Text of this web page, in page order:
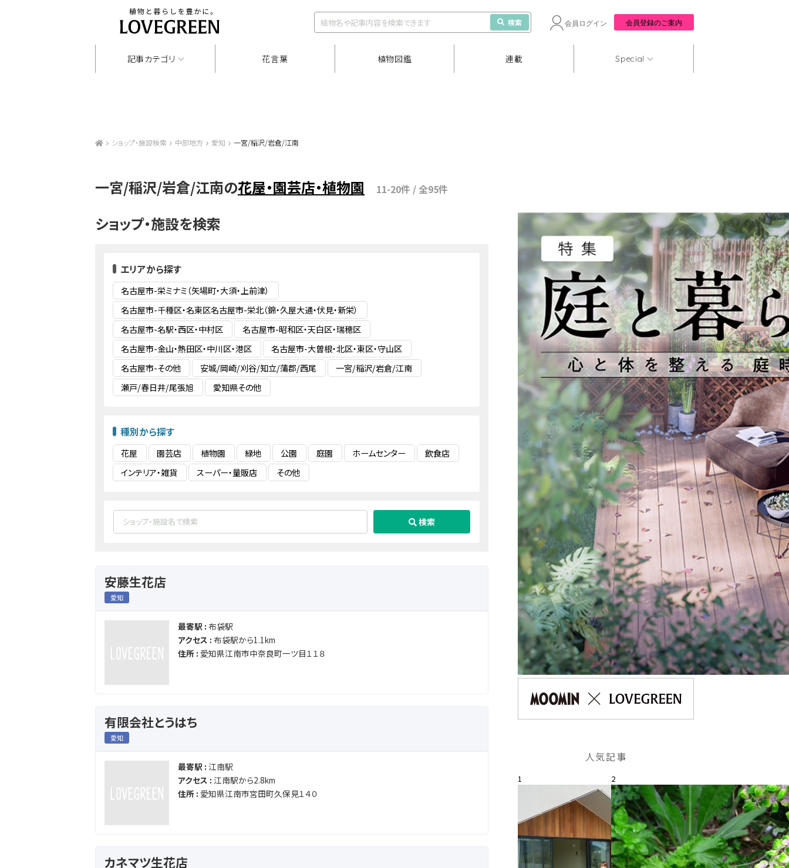
検索 会員ログイン 会員登録のご案内
記事カテゴリ 花言葉 植物図鑑 連載 Special
ショップ・施設検索 中部地方 愛知 一宮/稲沢/岩倉/江南
一宮/稲沢/岩倉/江南の花屋・園芸店・植物園 11-20件 / 全95件
ショップ・施設を検索
エリアから探す
名古屋市-栄ミナミ（矢場町・大須・上前津）
名古屋市-千種区・名東区名古屋市-栄北（錦・久屋大通・伏見・新栄）
名古屋市-名駅・西区・中村区
名古屋市-昭和区・天白区・瑞穂区
名古屋市-金山・熱田区・中川区・港区
名古屋市-大曽根・北区・東区・守山区
名古屋市-その他
安城/岡崎/刈谷/知立/蒲郡/西尾
一宮/稲沢/岩倉/江南
瀬戸/春日井/尾張旭
愛知県その他
種別から探す
花屋 園芸店 植物園 緑地 公園 庭園 ホームセンター
飲食店
インテリア・雑貨
スーパー・量販店 その他
検索
安藤生花店
愛知
最寄駅 : 布袋駅
アクセス : 布袋駅から1.1km
住所 : 愛知県江南市中奈良町一ツ目１１８
有限会社とうはち
愛知
最寄駅 : 江南駅
アクセス : 江南駅から2.8km
住所 : 愛知県江南市宮田町久保見１４０
カネマツ生花店
人気記事
1 2